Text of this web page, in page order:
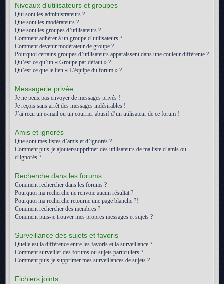
Niveaux d’utilisateurs et groupes
Qui sont les administrateurs ?
Que sont les modérateurs ?
Que sont les groupes d’utilisateurs ?
Comment adhérer à un groupe d’utilisateurs ?
Comment devenir modérateur de groupe ?
Pourquoi certains groupes d’utilisateurs apparaissent dans une couleur différente ?
Qu’est-ce qu’un « Groupe par défaut » ?
Qu’est-ce que le lien « L’équipe du forum » ?
Messagerie privée
Je ne peux pas envoyer de messages privés !
Je reçois sans arrêt des messages indésirables !
J’ai reçu un e-mail ou un courrier abusif d’un utilisateur de ce forum !
Amis et ignorés
Que sont mes listes d’amis et d’ignorés ?
Comment puis-je ajouter/supprimer des utilisateurs de ma liste d’amis ou
d’ignorés ?
Recherche dans les forums
Comment rechercher dans les forums ?
Pourquoi ma recherche ne renvoie aucun résultat ?
Pourquoi ma recherche retourne une page blanche ?!
Comment rechercher des membres ?
Comment puis-je trouver mes propres messages et sujets ?
Surveillance des sujets et favoris
Quelle est la différence entre les favoris et la surveillance ?
Comment surveiller des forums ou sujets particuliers ?
Comment puis-je supprimer mes surveillances de sujets ?
Fichiers joints